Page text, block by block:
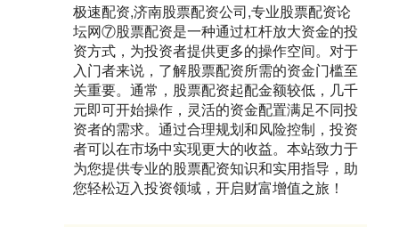
极速配资,济南股票配资公司,专业股票配资论
坛网⑦股票配资是一种通过杠杆放大资金的投
资方式，为投资者提供更多的操作空间。对于
入门者来说，了解股票配资所需的资金门槛至
关重要。通常，股票配资起配金额较低，几千
元即可开始操作，灵活的资金配置满足不同投
资者的需求。通过合理规划和风险控制，投资
者可以在市场中实现更大的收益。本站致力于
为您提供专业的股票配资知识和实用指导，助
您轻松迈入投资领域，开启财富增值之旅！